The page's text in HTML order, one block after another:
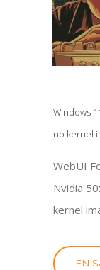
Windows
no kernel
WebUI
Nvidia
kernel
EN